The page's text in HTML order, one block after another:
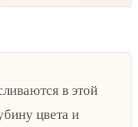
в этой
цвета и